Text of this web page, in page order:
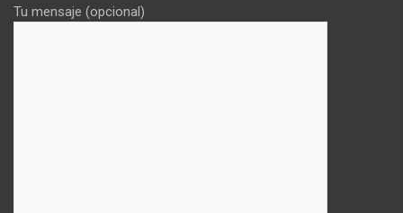
Tu mensaje (opcional)